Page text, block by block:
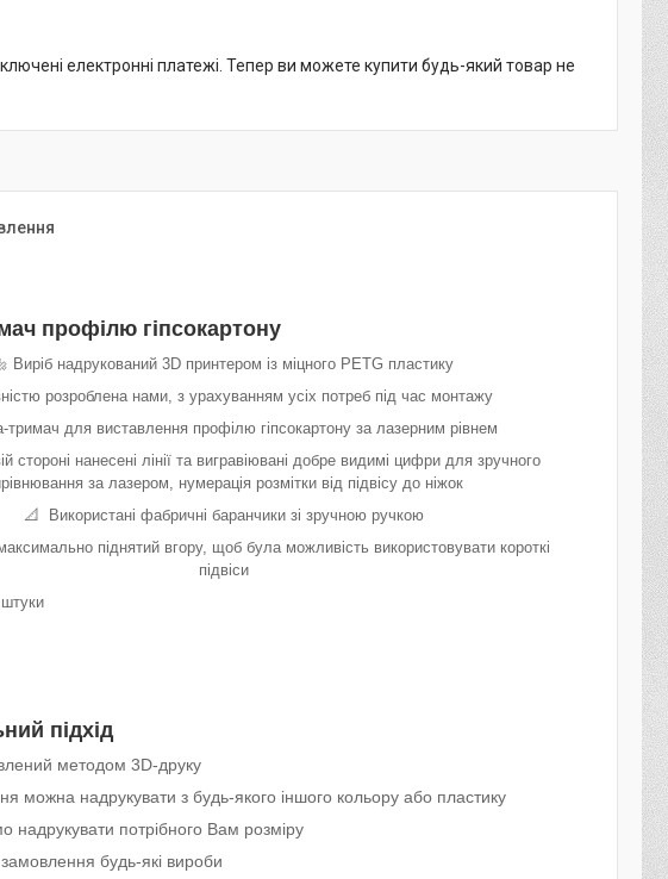
електронні платежі. Тепер ви можете купити будь-який товар не
профілю гіпсокартону
Виріб надрукований 3D принтером із міцного PETG пластику
розроблена нами, з урахуванням усіх потреб під час монтажу
тримач для виставлення профілю гіпсокартону за лазерним рівнем
стороні нанесені лінії та вигравіювані добре видимі цифри для зручного
за лазером, нумерація розмітки від підвісу до ніжок
📐 Використані фабричні баранчики зі зручною ручкою
піднятий вгору, щоб була можливість використовувати короткі
підвіси
підхід
методом 3D-друку
можна надрукувати з будь-якого іншого кольору або пластику
надрукувати потрібного Вам розміру
будь-які вироби